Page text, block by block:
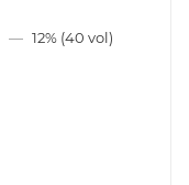
— 12% (40 vol)